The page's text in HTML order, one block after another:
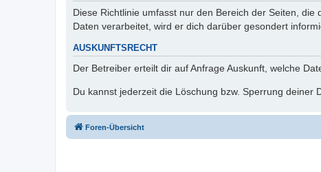
Diese Richtlinie umfasst nur den Bereich der Seiten,
Daten verarbeitet, wird er dich darüber gesondert
AUSKUNFTSRECHT
Der Betreiber erteilt dir auf Anfrage Auskunft, welche
Du kannst jederzeit die Löschung bzw. Sperrung deiner
Foren-Übersicht